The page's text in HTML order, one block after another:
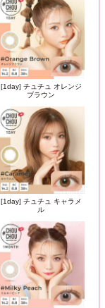
[1day] チュチュ オレンジ
ブラウン
[1day] チュチュ キャラメ
ル